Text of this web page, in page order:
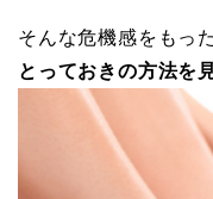
そんな危機感をもっ
とっておきの方法を